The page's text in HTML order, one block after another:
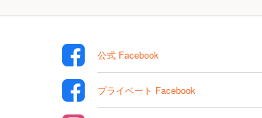
公式 Facebook
プライベート Facebook